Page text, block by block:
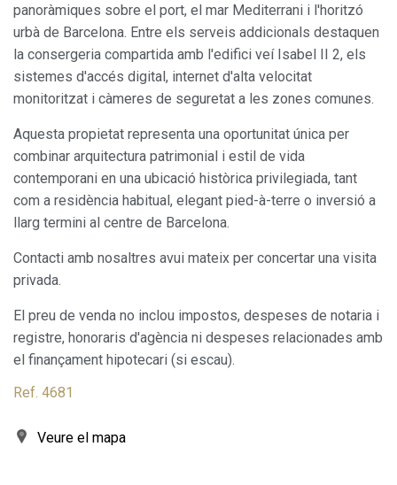
panoràmiques sobre el port, el mar Mediterrani i l'horitzó
urbà de Barcelona. Entre els serveis addicionals destaquen
la consergeria compartida amb l'edifici veí Isabel II 2, els
sistemes d'accés digital, internet d'alta velocitat
monitoritzat i càmeres de seguretat a les zones comunes.
Aquesta propietat representa una oportunitat única per
combinar arquitectura patrimonial i estil de vida
contemporani en una ubicació històrica privilegiada, tant
com a residència habitual, elegant pied-à-terre o inversió a
llarg termini al centre de Barcelona.
Contacti amb nosaltres avui mateix per concertar una visita
privada.
El preu de venda no inclou impostos, despeses de notaria i
registre, honoraris d'agència ni despeses relacionades amb
el finançament hipotecari (si escau).
Ref. 4681
Veure el mapa
Permeten fer el seguiment i l'anàlisi del comportament
dels usuaris d'aquest lloc web. La informació recollida
mitjançant aquest tipus de cookies s'utilitza en el
mesurament de l'activitat del web per a l'elaboració de
perfils de navegació dels usuaris per introduir millores en
funció de l'anàlisi de les dades d'ús que fan els usuaris del
servei. Permeten desar la informació de preferència de
una millor experiència a través de productes recomanats.
Marketing i publicitat
Aquestes cookies són utilitzades per emmagatzemar
informació sobre les preferències i les eleccions personals
hàbits de navegació. Gràcies a elles, podem conèixer els
hàbits de navegació al lloc web i mostrar publicitat
relacionada amb el perfil de navegació de l'usuari.